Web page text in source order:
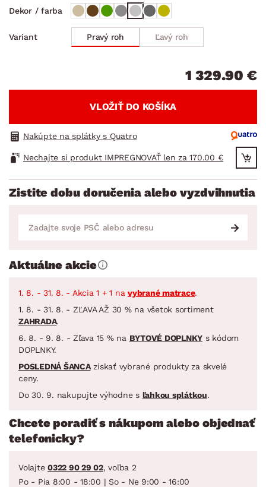
Dekor / farba
Variant Pravý roh Ľavý roh
1 329.90 €
VLOŽIŤ DO KOŠÍKA
Nakúpte na splátky s Quatro
Nechajte si produkt IMPREGNOVAŤ len za 170.00 €
Zistite dobu doručenia alebo vyzdvihnutia
Aktuálne akcie
1. 8. - 31. 8. - Akcia 1 + 1 na vybrané matrace.
1. 8. - 31. 8. - ZĽAVA AŽ 30 % na všetok sortiment
ZAHRADA.
6. 8. - 9. 8. - Zľava 15 % na BYTOVÉ DOPLNKY s kódom
DOPLNKY.
POSLEDNÁ ŠANCAzískať vybrané produkty za skvelé
ceny.
Do 30. 9. nakupujte výhodne s ľahkou splátkou.
Chcete poradiť s nákupom alebo objednať
telefonicky?
Volajte 0322 90 29 02, voľba 2
Po - Pia 8:00 - 18:00 | So - Ne 9:00 - 16:00